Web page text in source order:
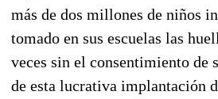
más de dos millones de niños
tomado en sus escuelas las
veces sin el consentimiento de
de esta lucrativa implantación